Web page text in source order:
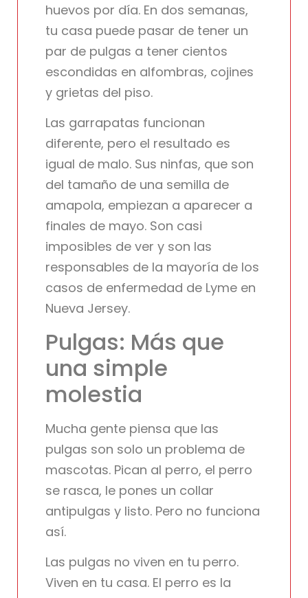
huevos por día. En dos semanas,
tu casa puede pasar de tener un
par de pulgas a tener cientos
escondidas en alfombras, cojines
y grietas del piso.
Las garrapatas funcionan
diferente, pero el resultado es
igual de malo. Sus ninfas, que son
del tamaño de una semilla de
amapola, empiezan a aparecer a
finales de mayo. Son casi
imposibles de ver y son las
responsables de la mayoría de los
casos de enfermedad de Lyme en
Nueva Jersey.
Pulgas: Más que
una simple
molestia
Mucha gente piensa que las
pulgas son solo un problema de
mascotas. Pican al perro, el perro
se rasca, le pones un collar
antipulgas y listo. Pero no funciona
así.
Las pulgas no viven en tu perro.
Viven en tu casa. El perro es la